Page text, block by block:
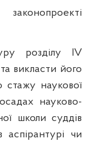
розділу IV
викласти його
стажу наукової
науково-
школи суддів
чи